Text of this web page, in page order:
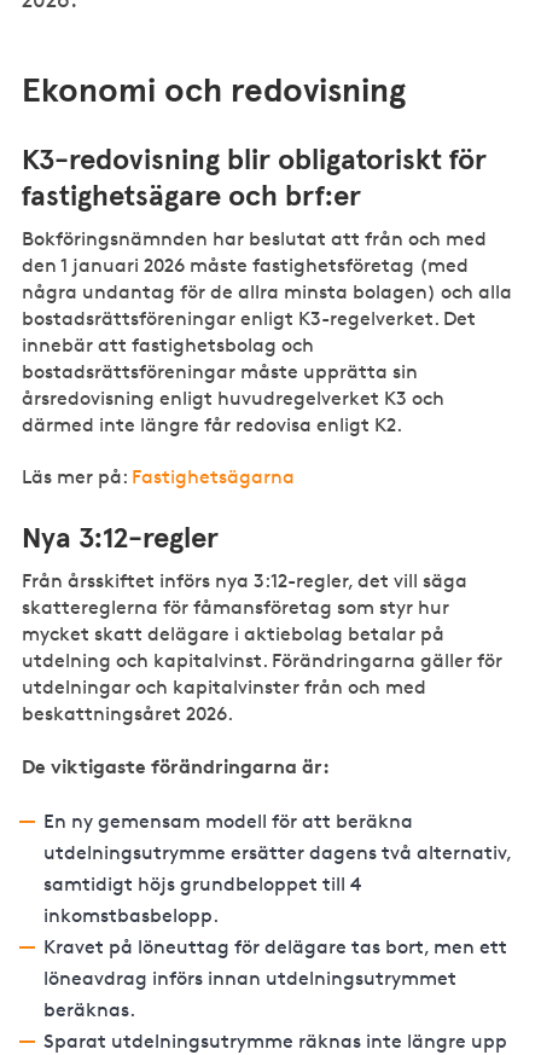
Ekonomi och redovisning
K3-redovisning blir obligatoriskt för
fastighetsägare och brf:er
Bokföringsnämnden har beslutat att från och med
den 1 januari 2026 måste fastighetsföretag (med
några undantag för de allra minsta bolagen) och alla
bostadsrättsföreningar enligt K3-regelverket. Det
innebär att fastighetsbolag och
bostadsrättsföreningar måste upprätta sin
årsredovisning enligt huvudregelverket K3 och
därmed inte längre får redovisa enligt K2.
Läs mer på: Fastighetsägarna
Nya 3:12-regler
Från årsskiftet införs nya 3:12-regler, det vill säga
skattereglerna för fåmansföretag som styr hur
mycket skatt delägare i aktiebolag betalar på
utdelning och kapitalvinst. Förändringarna gäller för
utdelningar och kapitalvinster från och med
beskattningsåret 2026.
De viktigaste förändringarna är:
En ny gemensam modell för att beräkna
utdelningsutrymme ersätter dagens två alternativ,
samtidigt höjs grundbeloppet till 4
inkomstbasbelopp.
Kravet på löneuttag för delägare tas bort, men ett
löneavdrag införs innan utdelningsutrymmet
beräknas.
Sparat utdelningsutrymme räknas inte längre upp